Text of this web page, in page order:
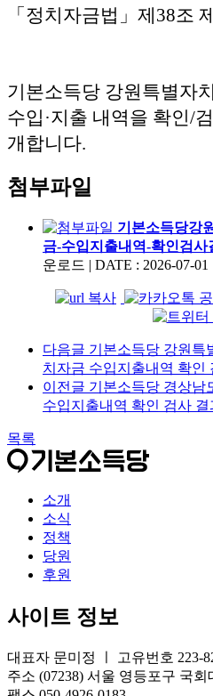
「정치자금법」제38조
기본소득당 강원특별자
수입·지출 내역을 확인/
개합니다.
첨부파일
기본소득당강
금-수입지출내역-확인검사
운로드 | DATE : 2026-07-01
다음글 기본소득당 강원특
치자금 수입지출내역 확인
이전글 기본소득당 경상남
수입지출내역 확인 검사 결
목록
소개
소식
정책
당원
후원
사이트 정보
대표자 문미정 ㅣ 고유번호 223-
주소 (07238) 서울 영등포구 국회